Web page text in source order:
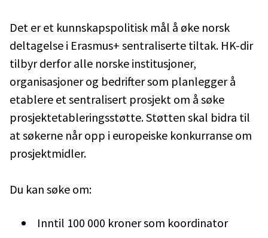
Det er et kunnskapspolitisk mål å øke norsk
deltagelse i Erasmus+ sentraliserte tiltak. HK-dir
tilbyr derfor alle norske institusjoner,
organisasjoner og bedrifter som planlegger å
etablere et sentralisert prosjekt om å søke
prosjektetableringsstøtte. Støtten skal bidra til
at søkerne når opp i europeiske konkurranse om
prosjektmidler.
Du kan søke om:
Inntil 100 000 kroner som koordinator